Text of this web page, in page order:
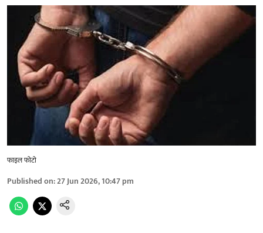
फाइल फोटो
Published on:27 Jun 2026, 10:47 pm